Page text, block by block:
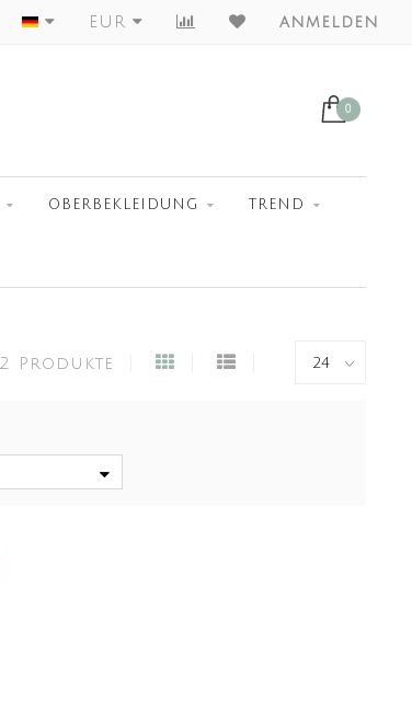
Worldwide Shipment
EUR anmelden
0
OBERBEKLEIDUNG TREND
2 Produkte